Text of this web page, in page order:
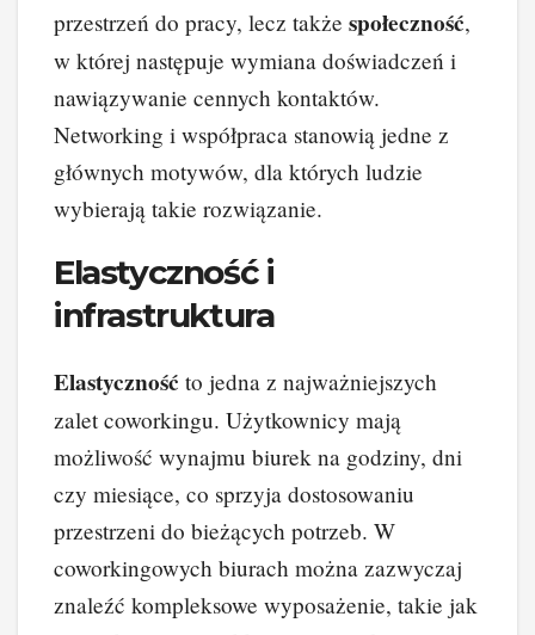
przestrzeń do pracy, lecz także społeczność,
w której następuje wymiana doświadczeń i
nawiązywanie cennych kontaktów.
Networking i współpraca stanowią jedne z
głównych motywów, dla których ludzie
wybierają takie rozwiązanie.
Elastyczność i
infrastruktura
Elastyczność to jedna z najważniejszych
zalet coworkingu. Użytkownicy mają
możliwość wynajmu biurek na godziny, dni
czy miesiące, co sprzyja dostosowaniu
przestrzeni do bieżących potrzeb. W
coworkingowych biurach można zazwyczaj
znaleźć kompleksowe wyposażenie, takie jak